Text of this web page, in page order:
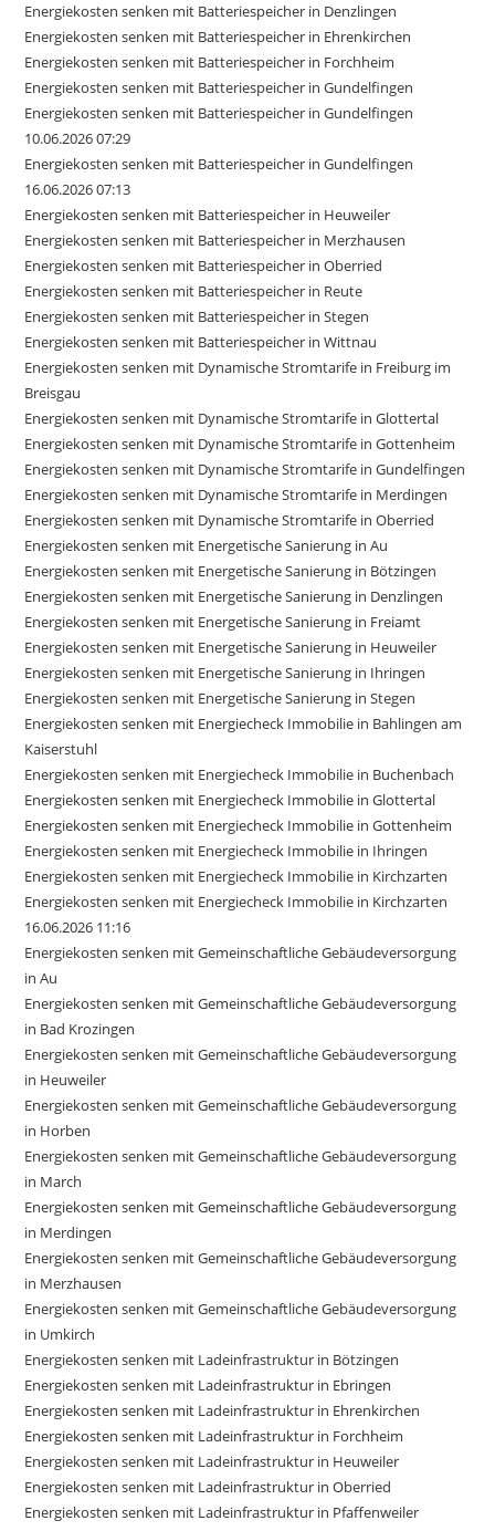
Energiekosten senken mit Batteriespeicher in Denzlingen
Energiekosten senken mit Batteriespeicher in Ehrenkirchen
Energiekosten senken mit Batteriespeicher in Forchheim
Energiekosten senken mit Batteriespeicher in Gundelfingen
Energiekosten senken mit Batteriespeicher in Gundelfingen
10.06.2026 07:29
Energiekosten senken mit Batteriespeicher in Gundelfingen
16.06.2026 07:13
Energiekosten senken mit Batteriespeicher in Heuweiler
Energiekosten senken mit Batteriespeicher in Merzhausen
Energiekosten senken mit Batteriespeicher in Oberried
Energiekosten senken mit Batteriespeicher in Reute
Energiekosten senken mit Batteriespeicher in Stegen
Energiekosten senken mit Batteriespeicher in Wittnau
Energiekosten senken mit Dynamische Stromtarife in Freiburg im
Breisgau
Energiekosten senken mit Dynamische Stromtarife in Glottertal
Energiekosten senken mit Dynamische Stromtarife in Gottenheim
Energiekosten senken mit Dynamische Stromtarife in Gundelfingen
Energiekosten senken mit Dynamische Stromtarife in Merdingen
Energiekosten senken mit Dynamische Stromtarife in Oberried
Energiekosten senken mit Energetische Sanierung in Au
Energiekosten senken mit Energetische Sanierung in Bötzingen
Energiekosten senken mit Energetische Sanierung in Denzlingen
Energiekosten senken mit Energetische Sanierung in Freiamt
Energiekosten senken mit Energetische Sanierung in Heuweiler
Energiekosten senken mit Energetische Sanierung in Ihringen
Energiekosten senken mit Energetische Sanierung in Stegen
Energiekosten senken mit Energiecheck Immobilie in Bahlingen am
Kaiserstuhl
Energiekosten senken mit Energiecheck Immobilie in Buchenbach
Energiekosten senken mit Energiecheck Immobilie in Glottertal
Energiekosten senken mit Energiecheck Immobilie in Gottenheim
Energiekosten senken mit Energiecheck Immobilie in Ihringen
Energiekosten senken mit Energiecheck Immobilie in Kirchzarten
Energiekosten senken mit Energiecheck Immobilie in Kirchzarten
16.06.2026 11:16
Energiekosten senken mit Gemeinschaftliche Gebäudeversorgung
in Au
Energiekosten senken mit Gemeinschaftliche Gebäudeversorgung
in Bad Krozingen
Energiekosten senken mit Gemeinschaftliche Gebäudeversorgung
in Heuweiler
Energiekosten senken mit Gemeinschaftliche Gebäudeversorgung
in Horben
Energiekosten senken mit Gemeinschaftliche Gebäudeversorgung
in March
Energiekosten senken mit Gemeinschaftliche Gebäudeversorgung
in Merdingen
Energiekosten senken mit Gemeinschaftliche Gebäudeversorgung
in Merzhausen
Energiekosten senken mit Gemeinschaftliche Gebäudeversorgung
in Umkirch
Energiekosten senken mit Ladeinfrastruktur in Bötzingen
Energiekosten senken mit Ladeinfrastruktur in Ebringen
Energiekosten senken mit Ladeinfrastruktur in Ehrenkirchen
Energiekosten senken mit Ladeinfrastruktur in Forchheim
Energiekosten senken mit Ladeinfrastruktur in Heuweiler
Energiekosten senken mit Ladeinfrastruktur in Oberried
Energiekosten senken mit Ladeinfrastruktur in Pfaffenweiler